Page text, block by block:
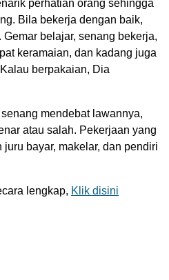
perhatian orang sehingga
Bila bekerja dengan baik,
belajar, senang bekerja,
keramaian, dan kadang juga
berpakaian, Dia
mendebat lawannya,
atau salah. Pekerjaan yang
bayar, makelar, dan pendiri
lengkap, Klik disini